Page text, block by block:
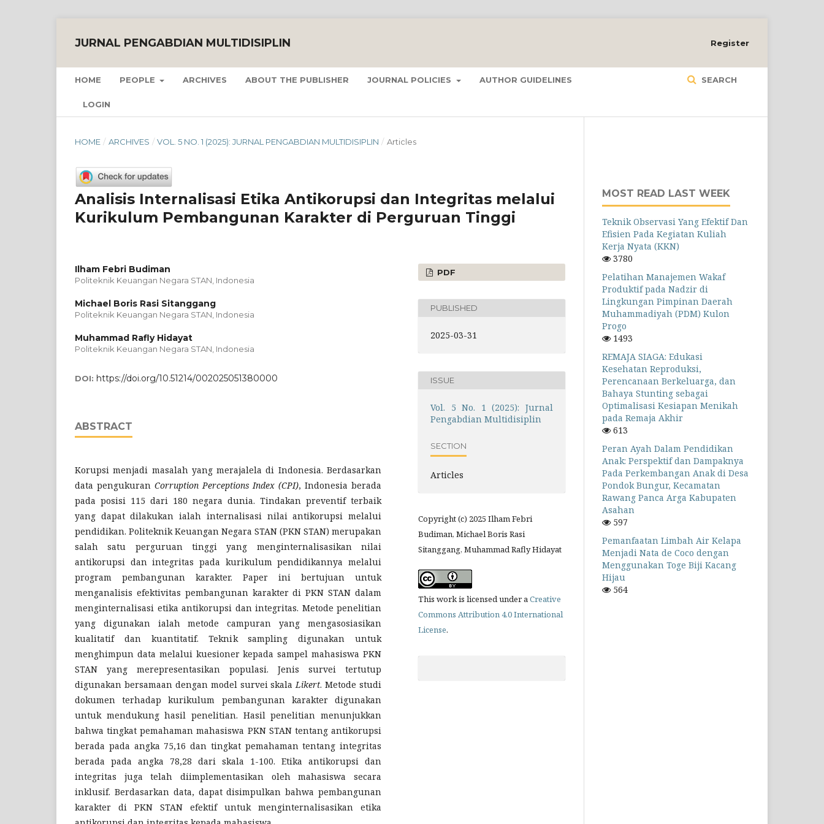
JURNAL PENGABDIAN MULTIDISIPLIN
HOME PEOPLE ARCHIVES ABOUT THE PUBLISHER JOURNAL POLICIES AUTHOR GUIDELINES
LOGIN
SEARCH
Register
HOME / ARCHIVES / VOL. 5 NO. 1 (2025): JURNAL PENGABDIAN MULTIDISIPLIN / Articles
Analisis Internalisasi Etika Antikorupsi dan Integritas melalui
Kurikulum Pembangunan Karakter di Perguruan Tinggi
Ilham Febri Budiman
Politeknik Keuangan Negara STAN, Indonesia
Michael Boris Rasi Sitanggang
Politeknik Keuangan Negara STAN, Indonesia
Muhammad Rafly Hidayat
Politeknik Keuangan Negara STAN, Indonesia
DOI: https://doi.org/10.51214/002025051380000
ABSTRACT
Korupsi menjadi masalah yang merajalela di Indonesia. Berdasarkan
data pengukuran Corruption Perceptions Index (CPI), Indonesia berada
pada posisi 115 dari 180 negara dunia. Tindakan preventif terbaik
yang dapat dilakukan ialah internalisasi nilai antikorupsi melalui
pendidikan. Politeknik Keuangan Negara STAN (PKN STAN) merupakan
salah satu perguruan tinggi yang menginternalisasikan nilai
antikorupsi dan integritas pada kurikulum pendidikannya melalui
program pembangunan karakter. Paper ini bertujuan untuk
menganalisis efektivitas pembangunan karakter di PKN STAN dalam
menginternalisasi etika antikorupsi dan integritas. Metode penelitian
yang digunakan ialah metode campuran yang mengasosiasikan
kualitatif dan kuantitatif. Teknik sampling digunakan untuk
menghimpun data melalui kuesioner kepada sampel mahasiswa PKN
STAN yang merepresentasikan populasi. Jenis survei tertutup
digunakan bersamaan dengan model survei skala Likert. Metode studi
dokumen terhadap kurikulum pembangunan karakter digunakan
untuk mendukung hasil penelitian. Hasil penelitian menunjukkan
bahwa tingkat pemahaman mahasiswa PKN STAN tentang antikorupsi
berada pada angka 75,16 dan tingkat pemahaman tentang integritas
berada pada angka 78,28 dari skala 1-100. Etika antikorupsi dan
integritas juga telah diimplementasikan oleh mahasiswa secara
inklusif. Berdasarkan data, dapat disimpulkan bahwa pembangunan
karakter di PKN STAN efektif untuk menginternalisasikan etika
PDF
PUBLISHED
2025-03-31
ISSUE
Vol. 5 No. 1 (2025): Jurnal
Pengabdian Multidisiplin
SECTION
Articles
Copyright (c) 2025 Ilham Febri
Budiman, Michael Boris Rasi
Sitanggang, Muhammad Rafly Hidayat
This work is licensed under a Creative
Commons Attribution 4.0 International
License.
MOST READ LAST WEEK
Teknik Observasi Yang Efektif Dan
Efisien Pada Kegiatan Kuliah
Kerja Nyata (KKN)
3780
Pelatihan Manajemen Wakaf
Produktif pada Nadzir di
Lingkungan Pimpinan Daerah
Muhammadiyah (PDM) Kulon
Progo
1493
REMAJA SIAGA: Edukasi
Kesehatan Reproduksi,
Perencanaan Berkeluarga, dan
Bahaya Stunting sebagai
Optimalisasi Kesiapan Menikah
pada Remaja Akhir
613
Peran Ayah Dalam Pendidikan
Anak: Perspektif dan Dampaknya
Pada Perkembangan Anak di Desa
Pondok Bungur, Kecamatan
Rawang Panca Arga Kabupaten
Asahan
597
Pemanfaatan Limbah Air Kelapa
Menjadi Nata de Coco dengan
Menggunakan Toge Biji Kacang
Hijau
564